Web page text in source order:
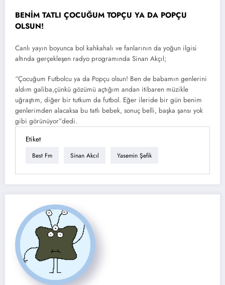
BENİM TATLI ÇOCUĞUM TOPÇU YA DA POPÇU
OLSUN!
Canlı yayın boyunca bol kahkahalı ve fanlarının da yoğun ilgisi
altında gerçekleşen radyo programında Sinan Akçıl;
“Çocuğum Futbolcu ya da Popçu olsun! Ben de babamın genlerini
aldım galiba,çünkü gözümü açtığım andan itibaren müzikle
uğraştım, diğer bir tutkum da futbol. Eğer ileride bir gün benim
genlerimden alacaksa bu tatlı bebek, sonuç belli, başka şansı yok
gibi görünüyor”dedi.
Etiket
Best Fm Sinan Akcıl Yasemin Şefik